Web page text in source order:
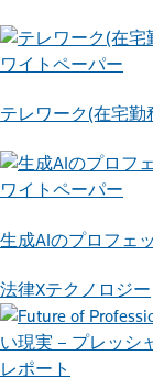
ワイトペーパー
テレワーク(在宅
ワイトペーパー
生成AIのプロフェ
法律Xテクノロジー
レポート